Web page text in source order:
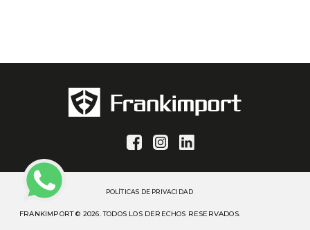
FRANKIMPORT © 2026. TODOS LOS DERECHOS RESERVADOS.
POLÍTICAS DE PRIVACIDAD